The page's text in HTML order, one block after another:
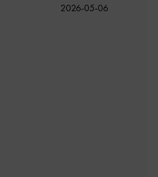
公
2026-05-06